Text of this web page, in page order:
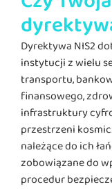
Dyrektywa NIS2
instytucji z wielu
transportu,
finansowego,
infrastruktury
przestrzeni
należące do ich
zobowiązane do
procedur